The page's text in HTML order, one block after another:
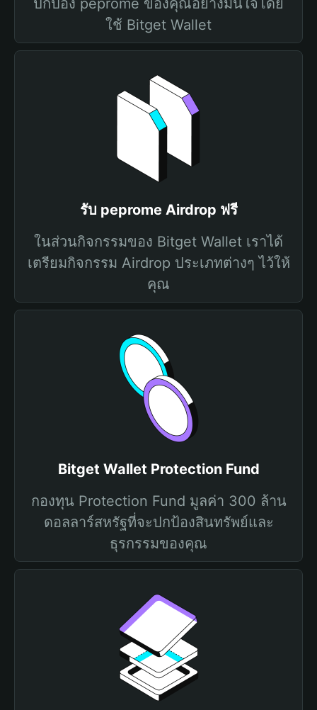
ปกป้อง peprome ของคุณอย่างมั่นใจโดย
ใช้ Bitget Wallet
รับ peprome Airdrop ฟรี
ในส่วนกิจกรรมของ Bitget Wallet เราได้
เตรียมกิจกรรม Airdrop ประเภทต่างๆ ไว้ให้
คุณ
Bitget Wallet Protection Fund
กองทุน Protection Fund มูลค่า 300 ล้าน
ดอลลาร์สหรัฐที่จะปกป้องสินทรัพย์และ
ธุรกรรมของคุณ